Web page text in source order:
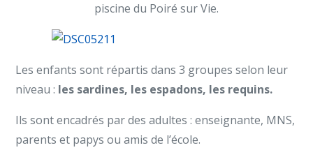
piscine du Poiré sur Vie.
Les enfants sont répartis dans 3 groupes selon leur
niveau : les sardines, les espadons, les requins.
Ils sont encadrés par des adultes : enseignante, MNS,
parents et papys ou amis de l’école.